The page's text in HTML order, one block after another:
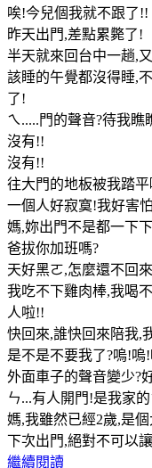
唉!今兒個我就不跟了!!
昨天出門,差點累斃了!
半天就來回台中一趟,
該睡的午覺都沒得睡,
了!
ㄟ.....門的聲音?待我瞧
沒有!!
沒有!!
往大門的地板被我踏
一個人好寂寞!我好害
媽,妳出門不是都一下
爸拔你加班嗎?
天好黑ㄛ,怎麼還不回
我吃不下雞肉棒,我喝
人啦!!
快回來,誰快回來陪我,
是不是不要我了?嗚!嗚!
外面車子的聲音變少?
ㄣ...有人開門!是我家
媽,我雖然已經2歲,是
下次出門,絕對不可以
繼續閱讀